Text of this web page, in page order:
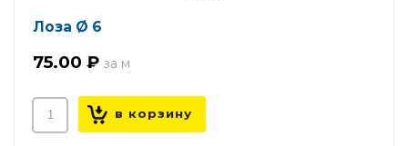
Лоза Ø 6
75.00 ₽